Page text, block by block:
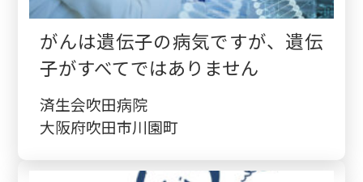
がんは遺伝子の病気ですが、遺伝
子がすべてではありません
済生会吹田病院
大阪府吹田市川園町